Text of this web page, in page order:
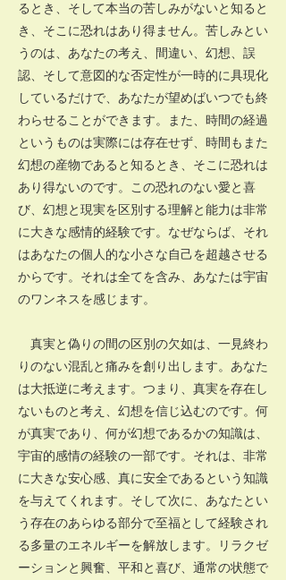
るとき、そして本当の苦しみがないと知ると
き、そこに恐れはあり得ません。苦しみとい
うのは、あなたの考え、間違い、幻想、誤
認、そして意図的な否定性が一時的に具現化
しているだけで、あなたが望めばいつでも終
わらせることができます。また、時間の経過
というものは実際には存在せず、時間もまた
幻想の産物であると知るとき、そこに恐れは
あり得ないのです。この恐れのない愛と喜
び、幻想と現実を区別する理解と能力は非常
に大きな感情的経験です。なぜならば、それ
はあなたの個人的な小さな自己を超越させる
からです。それは全てを含み、あなたは宇宙
のワンネスを感じます。
真実と偽りの間の区別の欠如は、一見終わ
りのない混乱と痛みを創り出します。あなた
は大抵逆に考えます。つまり、真実を存在し
ないものと考え、幻想を信じ込むのです。何
が真実であり、何が幻想であるかの知識は、
宇宙的感情の経験の一部です。それは、非常
に大きな安心感、真に安全であるという知識
を与えてくれます。そして次に、あなたとい
う存在のあらゆる部分で至福として経験され
る多量のエネルギーを解放します。リラクゼ
ーションと興奮、平和と喜び、通常の状態で